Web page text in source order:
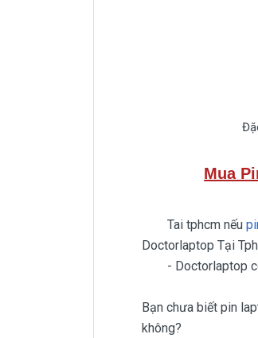
Mua
Tai tphcm nếu
Doctorlaptop Tại
- Doctorlaptop có
Bạn chưa biết pin
không?